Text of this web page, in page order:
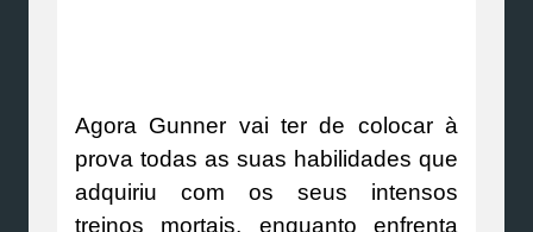
Agora Gunner vai ter de colocar à
prova todas as suas habilidades que
adquiriu com os seus intensos
treinos mortais, enquanto enfrenta